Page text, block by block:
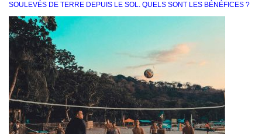
SOULEVÉS DE TERRE DEPUIS LE SOL. QUELS SONT LES BÉNÉFICES ?